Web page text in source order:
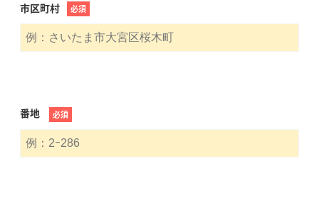
市区町村 必須
番地 必須